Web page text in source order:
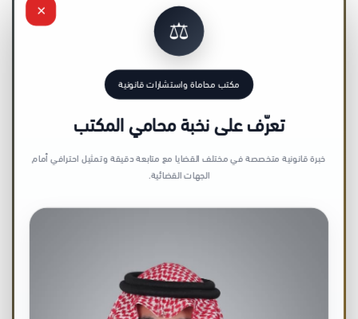
القضايا العمالية
مراجعة عقود العمل
والمستحقات وإنهاء العلاقة
العمالية بوعي قانوني.
خبرة قانونية تجمع بين الترخيص، التوثيق،
والاستشارات القانونية.
×
⚖️
مكتب محاماة واستشارات قانونية
تعرّف على نخبة محامي المكتب
خبرة قانونية متخصصة في مختلف القضايا مع متابعة دقيقة وتمثيل احترافي أمام
الجهات القضائية.